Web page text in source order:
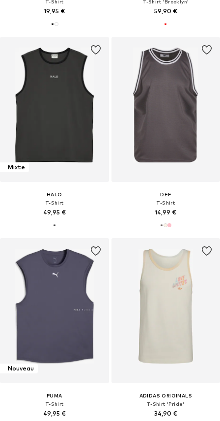
T-Shirt
19,95 €
T-Shirt 'Brooklyn'
59,90 €
Mixte
HALO
T-Shirt
49,95 €
DEF
T-Shirt
14,99 €
Nouveau
PUMA
T-Shirt
49,95 €
ADIDAS ORIGINALS
T-Shirt 'Pride'
34,90 €